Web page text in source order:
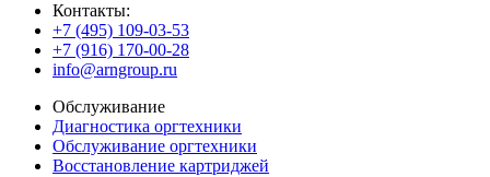
Контакты:
+7 (495) 109-03-53
+7 (916) 170-00-28
info@arngroup.ru
Обслуживание
Диагностика оргтехники
Обслуживание оргтехники
Восстановление картриджей